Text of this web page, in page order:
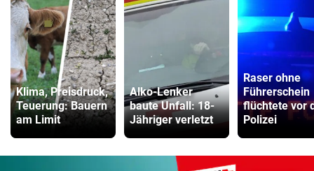
Klima, Preisdruck,
Teuerung: Bauern
am Limit
Alko-Lenker
baute Unfall: 18-
Jähriger verletzt
Raser ohne
Führerschein
flüchtete vor
Polizei